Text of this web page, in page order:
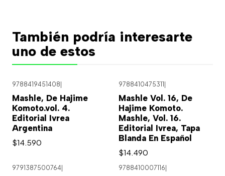
También podría interesarte
uno de estos
9788419451408
Mashle, De Hajime
Komoto.vol. 4.
Editorial Ivrea
Argentina
$14.590
9788410475311
Mashle Vol. 16, De
Hajime Komoto.
Mashle, Vol. 16.
Editorial Ivrea, Tapa
Blanda En Español
$14.490
9791387500764 9788410007116